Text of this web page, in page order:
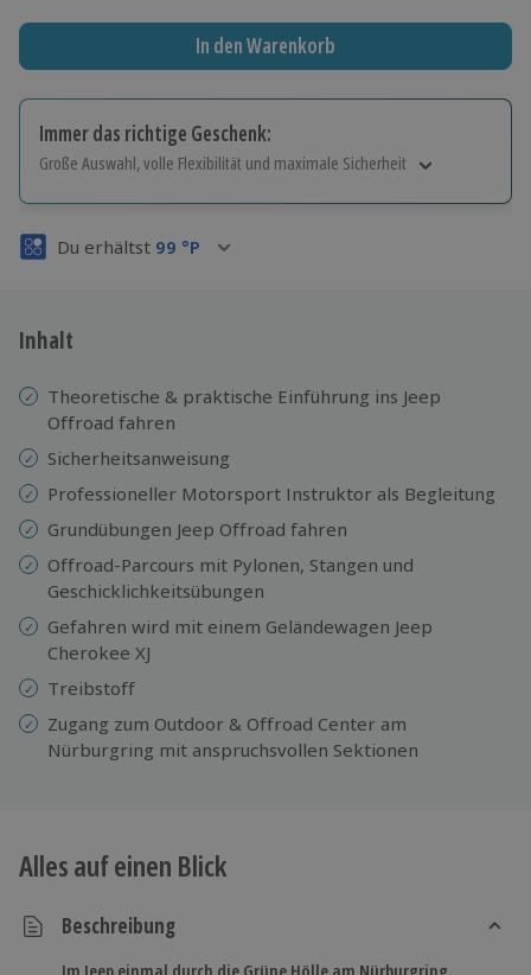
In den Warenkorb
Immer das richtige Geschenk:
Große Auswahl, volle Flexibilität und maximale Sicherheit
Volle Flexibilität
3 Jahre gültig & verlängerbar.
Du erhältst 99 °P
Inhalt
Theoretische & praktische Einführung ins Jeep
Offroad fahren
Sicherheitsanweisung
Professioneller Motorsport Instruktor als Begleitung
Grundübungen Jeep Offroad fahren
Offroad-Parcours mit Pylonen, Stangen und
Geschicklichkeitsübungen
Gefahren wird mit einem Geländewagen Jeep
Cherokee XJ
Treibstoff
Zugang zum Outdoor & Offroad Center am
Nürburgring mit anspruchsvollen Sektionen
Alles auf einen Blick
Beschreibung
Im Jeep einmal durch die Grüne Hölle am Nürburgring.